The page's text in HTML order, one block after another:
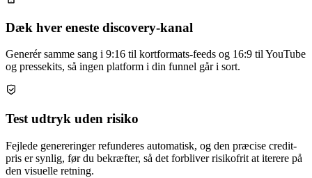
Dæk hver eneste discovery-kanal
Generér samme sang i 9:16 til kortformats-feeds og 16:9 til YouTube
og pressekits, så ingen platform i din funnel går i sort.
Test udtryk uden risiko
Fejlede genereringer refunderes automatisk, og den præcise credit-
pris er synlig, før du bekræfter, så det forbliver risikofrit at iterere på
den visuelle retning.